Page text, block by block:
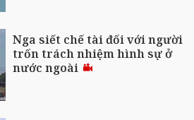
Nga siết chế tài đối với người
trốn trách nhiệm hình sự ở
nước ngoài